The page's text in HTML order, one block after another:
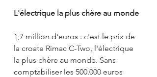
L'électrique la plus chère au monde
1,7 million d'euros : c'est le prix de
la croate Rimac C-Two, l'électrique
la plus chère au monde. Sans
comptabiliser les 500.000 euros